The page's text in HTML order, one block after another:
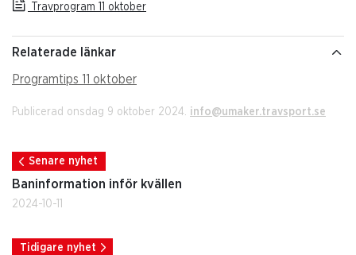
Travprogram 11 oktober
Relaterade länkar
Programtips 11 oktober
Publicerad onsdag 9 oktober 2024. info@umaker.travsport.se
Senare nyhet
Baninformation inför kvällen
2024-10-11
Tidigare nyhet